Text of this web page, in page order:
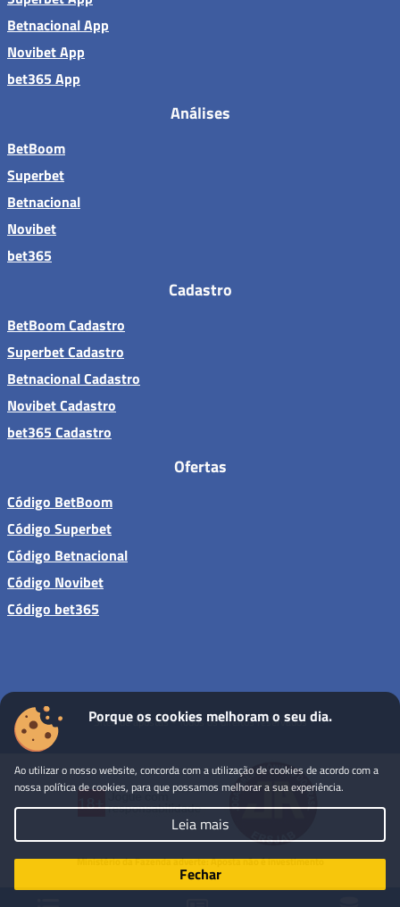
Betnacional App
Novibet App
bet365 App
Análises
BetBoom
Superbet
Betnacional
Novibet
bet365
Cadastro
BetBoom Cadastro
Superbet Cadastro
Betnacional Cadastro
Novibet Cadastro
bet365 Cadastro
Ofertas
Código BetBoom
Código Superbet
Código Betnacional
Código Novibet
Código bet365
Sites de apostas - Todos os direitos reservados
Porque os cookies melhoram o seu dia.
Ao utilizar o nosso website, concorda com a utilização de cookies de acordo com a
nossa política de cookies, para que possamos melhorar a sua experiência.
Leia mais
Fechar
Ministério da Fazenda adverte: Aposta não é investimento